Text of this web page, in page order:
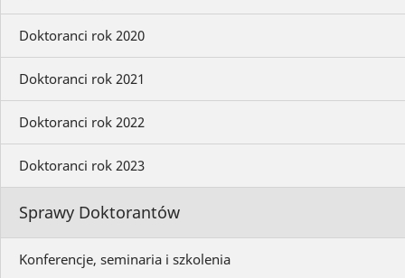
Doktoranci rok 2020
Doktoranci rok 2021
Doktoranci rok 2022
Doktoranci rok 2023
Sprawy Doktorantów
Konferencje, seminaria i szkolenia